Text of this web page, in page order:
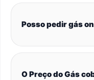
Posso pedir gás
O Preço do Gás